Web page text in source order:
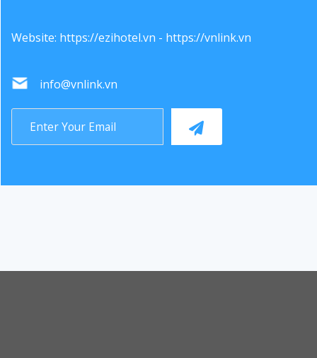
Website: https://ezihotel.vn - https://vnlink.vn
info@vnlink.vn